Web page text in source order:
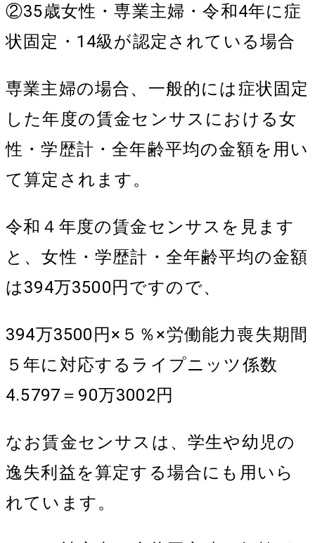
②35歳女性・専業主婦・令和4年に症
状固定・14級が認定されている場合
専業主婦の場合、一般的には症状固定
した年度の賃金センサスにおける女
性・学歴計・全年齢平均の金額を用い
て算定されます。
令和４年度の賃金センサスを見ます
と、女性・学歴計・全年齢平均の金額
は394万3500円ですので、
394万3500円×５％×労働能力喪失期間
５年に対応するライプニッツ係数
4.5797＝90万3002円
なお賃金センサスは、学生や幼児の
逸失利益を算定する場合にも用いら
れています。